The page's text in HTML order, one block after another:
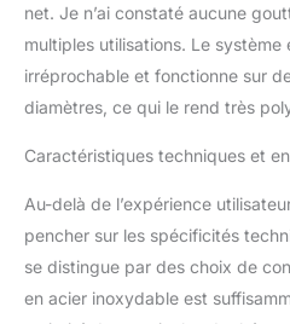
net. Je n’ai constaté aucune
multiples utilisations. Le système
irréprochable et fonctionne sur
diamètres, ce qui le rend très
Caractéristiques techniques et
Au-delà de l’expérience
pencher sur les spécificités
se distingue par des choix de
en acier inoxydable est